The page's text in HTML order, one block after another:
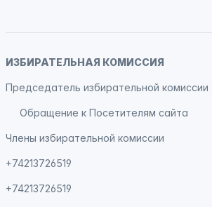
ИЗБИРАТЕЛЬНАЯ КОМИССИЯ
Председатель избирательной комиссии
Обращение к Посетителям сайта
Члены избирательной комиссии
+74213726519
+74213726519